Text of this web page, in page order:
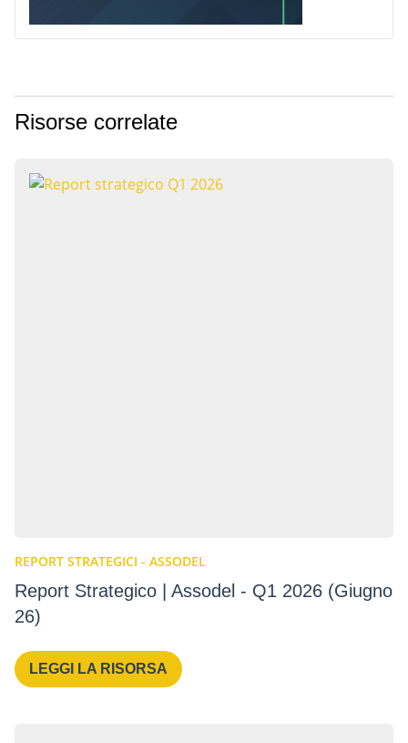
Risorse correlate
REPORT STRATEGICI - ASSODEL
Report Strategico | Assodel - Q1 2026 (Giugno
26)
LEGGI LA RISORSA